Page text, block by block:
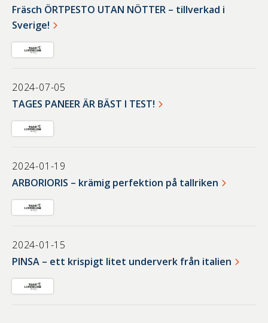
Fräsch ÖRTPESTO UTAN NÖTTER – tillverkad i
Sverige!
2024-07-05
TAGES PANEER ÄR BÄST I TEST!
2024-01-19
ARBORIORIS – krämig perfektion på tallriken
2024-01-15
PINSA – ett krispigt litet underverk från italien